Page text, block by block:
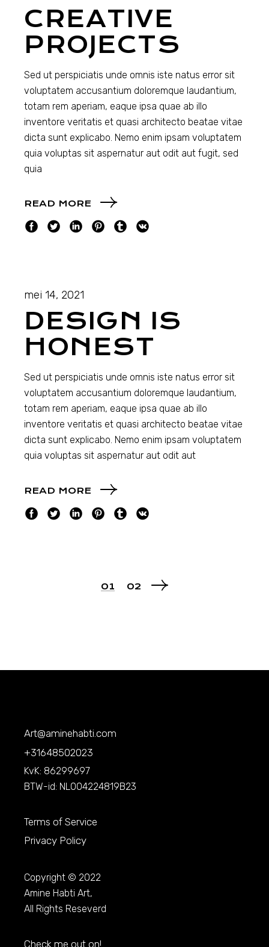
CREATIVE
PROJECTS
Sed ut perspiciatis unde omnis iste natus error sit
voluptatem accusantium doloremque laudantium,
totam rem aperiam, eaque ipsa quae ab illo
inventore veritatis et quasi architecto beatae vitae
dicta sunt explicabo. Nemo enim ipsam voluptatem
quia voluptas sit aspernatur aut odit aut fugit, sed
quia
READ MORE
mei 14, 2021
DESIGN IS
HONEST
Sed ut perspiciatis unde omnis iste natus error sit
voluptatem accusantium doloremque laudantium,
totam rem aperiam, eaque ipsa quae ab illo
inventore veritatis et quasi architecto beatae vitae
dicta sunt explicabo. Nemo enim ipsam voluptatem
quia voluptas sit aspernatur aut odit aut
READ MORE
BERICHTEN
01 02
Art@aminehabti.com
+31648502023
KvK: 86299697
BTW-id: NL004224819B23
Terms of Service
Privacy Policy
Copyright © 2022
Amine Habti Art,
All Rights Reseverd
Check me out on!